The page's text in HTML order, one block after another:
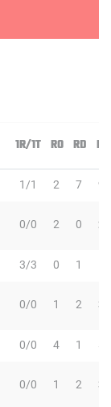
1R/1T RO RD RT
1/1 2 7 9
0/0 2 0 2
3/3 0 1
0/0 1 2 3
0/0 4 1
0/0 1 2 3